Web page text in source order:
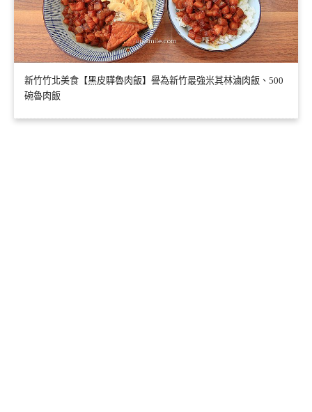
新竹竹北美食【黑皮驊魯肉飯】譽為新竹最強米其林滷肉飯、500
碗魯肉飯